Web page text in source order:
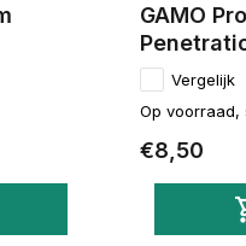
GAMO
Vergelijk
Op voorraad,
€8,50